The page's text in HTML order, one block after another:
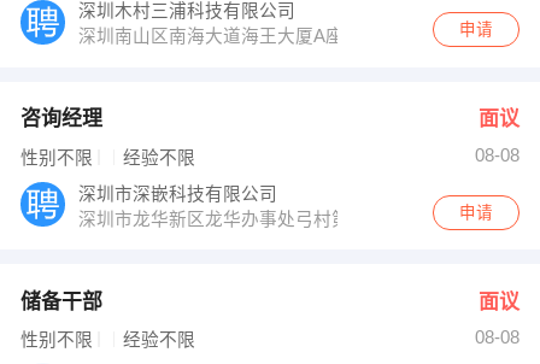
深圳木村三浦科技有限公司
深圳南山区南海大道海王大厦A座19E
申请
咨询经理 面议
性别不限 经验不限
08-08
深圳市深嵌科技有限公司
深圳市龙华新区龙华办事处弓村第二工业园5楼3层301号
申请
储备干部 面议
性别不限 经验不限
08-08